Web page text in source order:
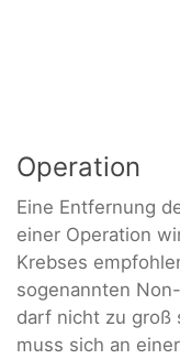
Operation
Eine Entfernung
einer Operation
Krebses
sogenannten
darf nicht zu groß
muss sich an einer